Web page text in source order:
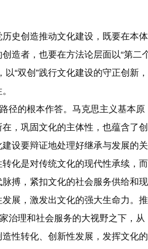
史创造推动文化建设，既要在本体
造者，也要在方法论层面以“第二
“双创”践行文化建设的守正创新，
的根本作答。马克思主义基本原
，巩固文化的主体性，也蕴含了创
设要辩证地处理好继承与发展的关
化是对传统文化的现代性承续，而
搏，紧扣文化的社会服务供给和现
展，激发出文化的强大生命力。推
治理和社会服务的大视野之下，从
性转化、创新性发展，发挥文化的